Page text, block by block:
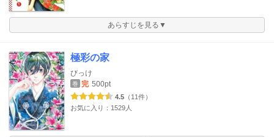
あらすじを見る▼
極彩の家
びっけ
巻 完 500pt
4.5 （11件）
お気に入り：1529人